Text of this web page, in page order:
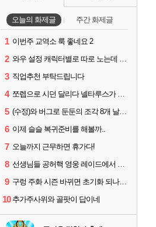
오늘의 화제글 주간 화제글
1 이번주 교역소 룩 좋네요 2
2 와우 설정 캐릭터별로 따로 노는데 통일시키는법 있나요
3 직업추천 부탁드립니다
4 쪼렙으로 시던 달리다 넬타루스가 나오면 긴장해야 할 몹
5 (수정)와 버그로 둔둔의 조각 8개 날라갔다
6 이제 슬슬 복귀준비를 해볼까..
7 오늘까지 근무하면 휴가다!
8 선생님들 공허핵 영웅 레이드에서 굴리면 영웅템 인거죠?
9 구렁 주화 시즌 바뀌면 초기화 되나요?
10 추가주사위와 골팟이 답이네